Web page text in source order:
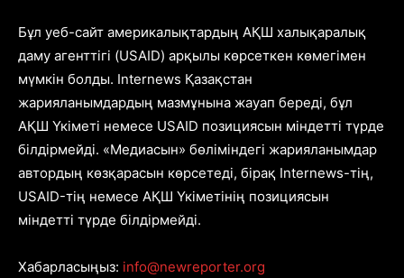
Бұл уеб-сайт америкалықтардың АҚШ халықаралық
даму агенттігі (USAID) арқылы көрсеткен көмегімен
мүмкін болды. Internews Қазақстан
жарияланымдардың мазмұнына жауап береді, бұл
АҚШ Үкіметі немесе USAID позициясын міндетті түрде
білдірмейді. «Медиасын» бөліміндегі жарияланымдар
автордың көзқарасын көрсетеді, бірақ Internews-тің,
USAID-тің немесе АҚШ Үкіметінің позициясын
міндетті түрде білдірмейді.
Хабарласыңыз: info@newreporter.org